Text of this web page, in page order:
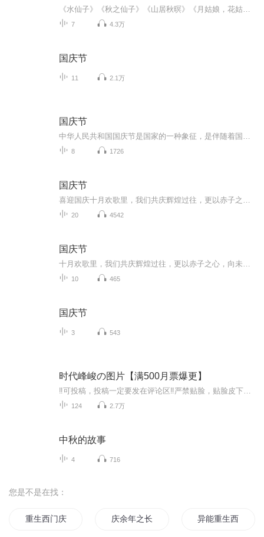
7 4.3万
国庆节
11 2.1万
国庆节
8 1726
国庆节
20 4542
国庆节
10 465
国庆节
3 543
时代峰峻の图片【满500月票爆更】
124 2.7万
中秋的故事
4 716
您是不是在找：
重生西门庆 庆余年之长歌行 异能重生西门庆